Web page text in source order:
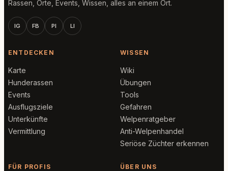
Rassen, Orte, Events, Wissen, alles an einem Ort.
IG FB PI LI
ENTDECKEN
Karte
Hunderassen
Events
Ausflugsziele
Unterkünfte
Vermittlung
WISSEN
Wiki
Übungen
Tools
Gefahren
Welpenratgeber
Anti-Welpenhandel
Seriöse Züchter erkennen
FÜR PROFIS ÜBER UNS